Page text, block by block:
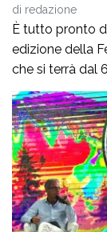
di redazione
È tutto pronto
edizione della
che si terrà dal
prime due
portato
della cultura